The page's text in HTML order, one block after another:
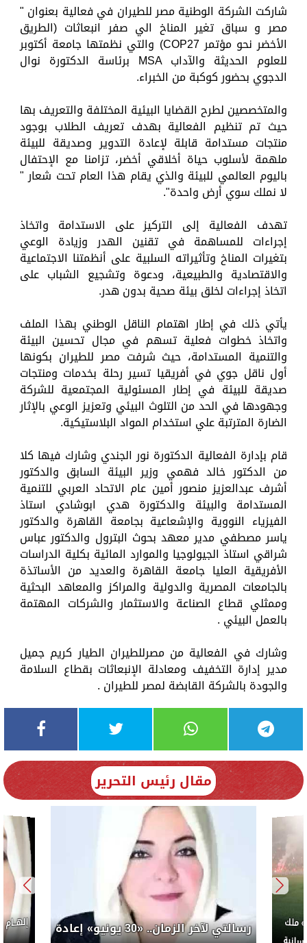
شاركت الشركة الوطنية مصر للطيران في فعالية بعنوان "
مصر و سباق تغير المناخ الي صفر انبعاثات (الطريق
الأخضر نحو مؤتمر COP27) والتي نظمتها جامعة أكتوبر
للعلوم الحديثة والآداب MSA برئاسة الدكتورة نوال
الدجوي بحضور كوكبة من الخبراء.
والمتخصصين لطرح القضايا البيئية المختلفة والتعريف بها
حيث تم تنظيم الفعالية بهدف تعريف الطلاب بوجود
منتجات مستدامة قابلة لإعادة التدوير وصديقة للبيئة
ملهمة لأسلوب حياة أخلاقي أخضر، تزامنا مع الإحتفال
باليوم العالمي للبيئة والذي يقام هذا العام تحت شعار "
لا نملك سوي أرض واحدة".
تهدف الفعالية إلى التركيز على الاستدامة واتخاذ
إجراءات للمساهمة في تقنين الهدر وزيادة الوعي
بتغيرات المناخ وتأثيراته السلبية على أنظمتنا الاجتماعية
والاقتصادية والطبيعية، ودعوة وتشجيع الشباب على
اتخاذ إجراءات لخلق بيئة صحية بدون هدر.
يأتي ذلك في إطار اهتمام الناقل الوطني بهذا الملف
واتخاذ خطوات فعلية تسهم في مجال تحسين البيئة
والتنمية المستدامة، حيث شرفت مصر للطيران بكونها
أول ناقل جوي في أفريقيا تسير رحلة بخدمات ومنتجات
صديقة للبيئة في إطار المسئولية المجتمعية للشركة
وجهودها في الحد من التلوث البيئي وتعزيز الوعي بالإثار
الضارة المترتبة علي استخدام المواد البلاستيكية.
قام بإدارة الفعالية الدكتورة نور الجندي وشارك فيها كلا
من الدكتور خالد فهمي وزير البيئة السابق والدكتور
أشرف عبدالعزيز منصور أمين عام الاتحاد العربي للتنمية
المستدامة والبيئة والدكتورة هدي ابوشادي استاذ
الفيزياء النووية والإشعاعية بجامعة القاهرة والدكتور
ياسر مصطفي مدير معهد بحوث البترول والدكتور عباس
شراقي استاذ الجيولوجيا والموارد المائية بكلية الدراسات
الأفريقية العليا جامعة القاهرة والعديد من الأساتذة
بالجامعات المصرية والدولية والمراكز والمعاهد البحثية
وممثلي قطاع الصناعة والاستثمار والشركات المهتمة
بالعمل البيئي .
وشارك في الفعالية من مصرللطيران الطيار كريم جميل
مدير إدارة التخفيف ومعادلة الإنبعاثات بقطاع السلامة
والجودة بالشركة القابضة لمصر للطيران .
مقال رئيس التحرير
رسالتي لآخر الزمان.. «30 يونيو» إعادة
ملك